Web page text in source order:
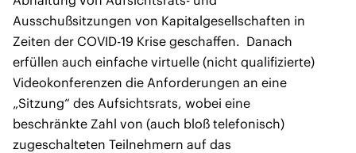
Ausschußsitzungen von Kapitalgesellschaften in
Zeiten der COVID-19 Krise geschaffen. Danach
erfüllen auch einfache virtuelle (nicht qualifizierte)
Videokonferenzen die Anforderungen an eine
„Sitzung“ des Aufsichtsrats, wobei eine
beschränkte Zahl von (auch bloß telefonisch)
zugeschalteten Teilnehmern auf das